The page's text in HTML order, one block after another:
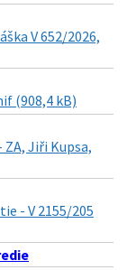
V 652/2026,
(908,4 kB)
Jiři Kupsa,
- V 2155/205